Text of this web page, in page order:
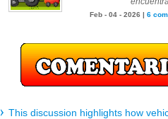
Feb - 04 - 2026 | 6
This discussion highlights how